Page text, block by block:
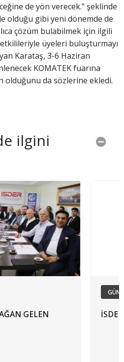
de yön verecek.” şeklinde
olduğu gibi yeni dönemde de
çözüm bulabilmek için ilgili
üyeleri buluşturmayı
Karataş, 3-6 Haziran
KOMATEK fuarına
olduğunu da sözlerine ekledi.
ilgini
GELEN